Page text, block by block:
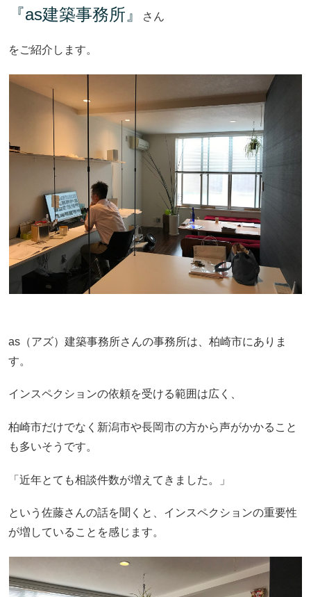
『as建築事務所』 さん
をご紹介します。
as（アズ）建築事務所さんの事務所は、柏崎市にありま
す。
インスペクションの依頼を受ける範囲は広く、
柏崎市だけでなく新潟市や長岡市の方から声がかかること
も多いそうです。
「近年とても相談件数が増えてきました。」
という佐藤さんの話を聞くと、インスペクションの重要性
が増していることを感じます。